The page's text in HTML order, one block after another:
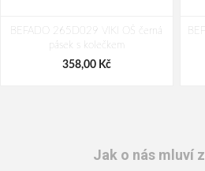
BEFADO 265D029 VIKI OŠ černá
pásek s kolečkem
358,00 Kč
Jak o nás mluví